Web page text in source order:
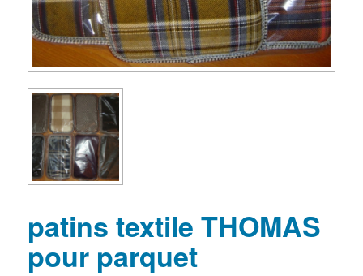
patins textile THOMAS
pour parquet